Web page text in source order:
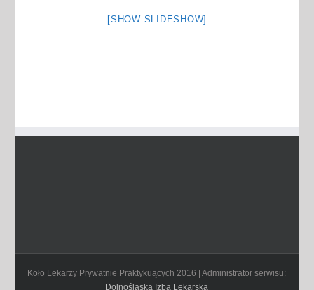
[SHOW SLIDESHOW]
Koło Lekarzy Prywatnie Praktykuących 2016 | Administrator serwisu:
Dolnośląska Izba Lekarska